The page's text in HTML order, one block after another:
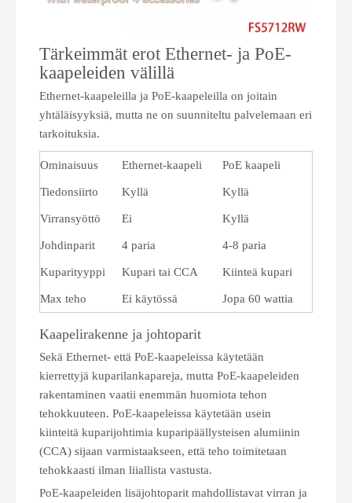
Tärkeimmät erot Ethernet- ja PoE-
kaapeleiden välillä
Ethernet-kaapeleilla ja PoE-kaapeleilla on joitain
yhtäläisyyksiä, mutta ne on suunniteltu palvelemaan eri
tarkoituksia.
Ominaisuus Ethernet-kaapeli PoE kaapeli
Tiedonsiirto Kyllä Kyllä
Virransyöttö Ei Kyllä
Johdinparit 4 paria 4-8 paria
Kuparityyppi Kupari tai CCA Kiinteä kupari
Max teho Ei käytössä Jopa 60 wattia
Kaapelirakenne ja johtoparit
Sekä Ethernet- että PoE-kaapeleissa käytetään
kierrettyjä kuparilankapareja, mutta PoE-kaapeleiden
rakentaminen vaatii enemmän huomiota tehon
tehokkuuteen. PoE-kaapeleissa käytetään usein
kiinteitä kuparijohtimia kuparipäällysteisen alumiinin
(CCA) sijaan varmistaakseen, että teho toimitetaan
tehokkaasti ilman liiallista vastusta.
PoE-kaapeleiden lisäjohtoparit mahdollistavat virran ja